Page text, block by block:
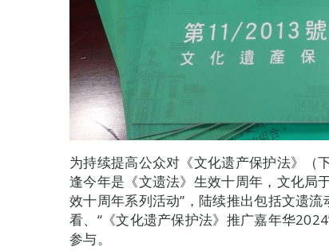
为持续提高公众对《文化遗产保护法》（
逢今年是《文遗法》生效十周年，文化局
效十周年系列活动”，陆续推出包括文遗
看、“《文化遗产保护法》推广嘉年华
参与。